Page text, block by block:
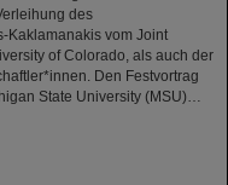
des
Kaklamanakis vom Joint
of Colorado, als auch der
Den Festvortrag
State University (MSU)…